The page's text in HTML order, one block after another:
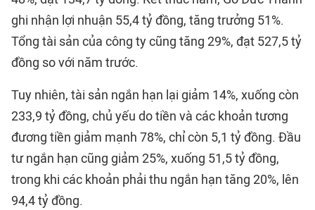
ghi nhận lợi nhuận 55,4 tỷ đồng, tăng trưởng 51%.
Tổng tài sản của công ty cũng tăng 29%, đạt 527,5 tỷ
đồng so với năm trước.
Tuy nhiên, tài sản ngắn hạn lại giảm 14%, xuống còn
233,9 tỷ đồng, chủ yếu do tiền và các khoản tương
đương tiền giảm mạnh 78%, chỉ còn 5,1 tỷ đồng. Đầu
tư ngắn hạn cũng giảm 25%, xuống 51,5 tỷ đồng,
trong khi các khoản phải thu ngắn hạn tăng 20%, lên
94,4 tỷ đồng.